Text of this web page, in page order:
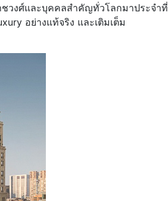
วงศ์และบุคคลสำคัญทั่วโลกมาประจำที่
อย่างแท้จริง และเติมเต็ม